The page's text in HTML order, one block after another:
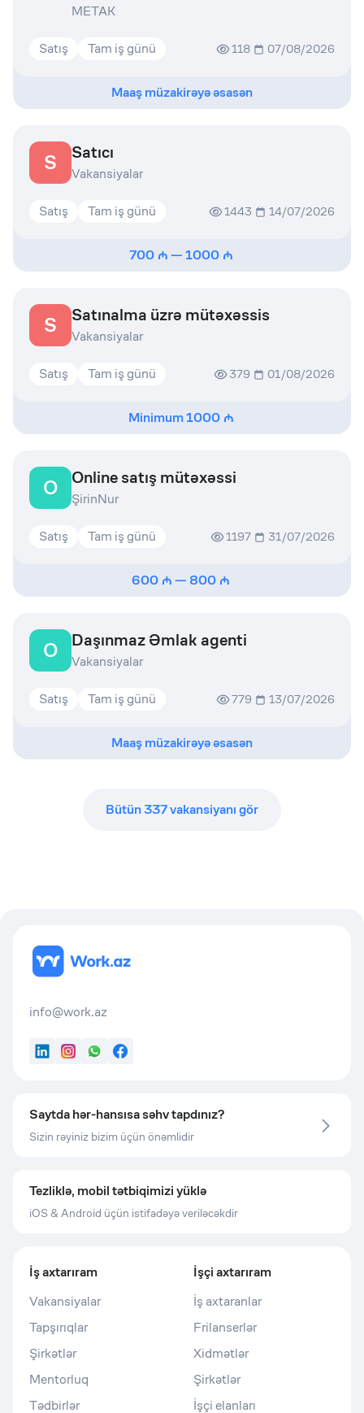
METAK
Satış Tam iş günü 118 07/08/2026
Maaş müzakirəyə əsasən
S Satıcı
Vakansiyalar
Satış Tam iş günü 1443 14/07/2026
700 —1000
S Satınalma üzrə mütəxəssis
Vakansiyalar
Satış Tam iş günü 379 01/08/2026
Minimum1000
O Online satış mütəxəssi
ŞirinNur
Satış Tam iş günü 1197 31/07/2026
600 — 800
O Daşınmaz Əmlak agenti
Vakansiyalar
Satış Tam iş günü 779 13/07/2026
Maaş müzakirəyə əsasən
Bütün337vakansiyanı gör
info@work.az
LinkedInInstagram
WhatsApp
Facebook
Saytda hər-hansısa səhv tapdınız?
Sizin rəyiniz bizim üçün önəmlidir
Tezliklə, mobil tətbiqimizi yüklə
iOS & Android üçün istifadəyə veriləcəkdir
İş axtarıram
Vakansiyalar
Tapşırıqlar
Şirkətlər
Mentorluq
Tədbirlər
İşçi axtarıram
İş axtaranlar
Frilanserlər
Xidmətlər
Şirkətlər
İşçi elanları